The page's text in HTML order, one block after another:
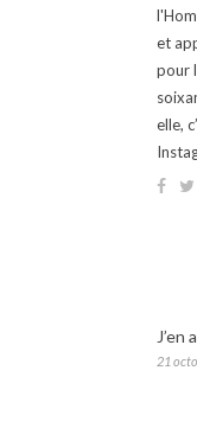
et
pour
elle,
J’en
21